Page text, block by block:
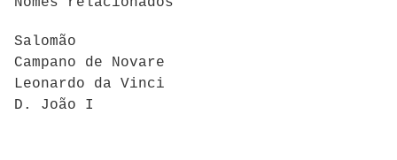
Salomão
Campano de Novare
Leonardo da Vinci
D. João I